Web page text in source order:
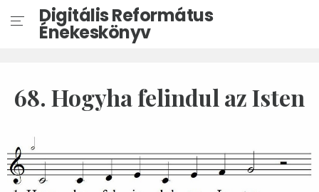
Digitális Református
Énekeskönyv
68. Hogyha felindul az Isten